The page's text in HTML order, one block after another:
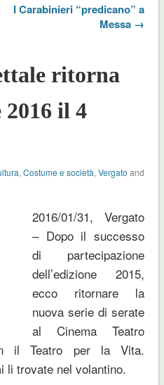
I Carabinieri “predicano” a
Messa →
ritorna
2016 il 4
, Costume e società, Vergato and
2016/01/31, Vergato
– Dopo il successo
di partecipazione
dell’edizione 2015,
ecco ritornare la
nuova serie di serate
al Cinema Teatro
il Teatro per la Vita.
li trovate nel volantino.